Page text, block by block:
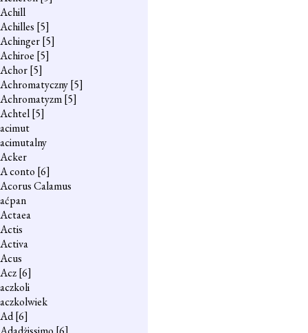
Achill
Achilles [5]
Achinger[5]
Achiroe [5]
Achor[5]
Achromatyczny[5]
Achromatyzm[5]
Achtel[5]
acimut
acimutalny
Acker
A conto [6]
Acorus Calamus
aćpan
Actaea
Actis
Activa
Acus
Acz[6]
aczkoli
aczkolwiek
Ad[6]